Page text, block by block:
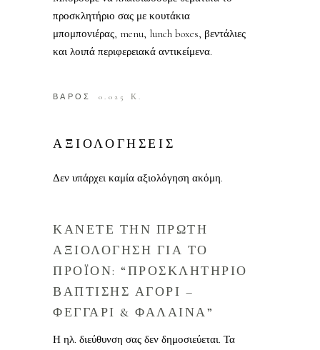
προσκλητήριο σας με κουτάκια
μπομπονιέρας, menu, lunch boxes, βεντάλιες
και λοιπά περιφερειακά αντικείμενα.
ΒΑΡΟΣ 0.025 Κ.
ΑΞΙΟΛΟΓΗΣΕΙΣ
Δεν υπάρχει καμία αξιολόγηση ακόμη.
ΚΑΝΕΤΕ ΤΗΝ ΠΡΩΤΗ
ΑΞΙΟΛΟΓΗΣΗ ΓΙΑ ΤΟ
ΠΡΟΪΟΝ: “ΠΡΟΣΚΛΗΤΗΡΙΟ
ΒΑΠΤΙΣΗΣ ΑΓΟΡΙ –
ΦΕΓΓΑΡΙ & ΦΑΛΑΙΝΑ”
Η ηλ. διεύθυνση σας δεν δημοσιεύεται. Τα